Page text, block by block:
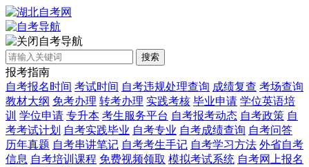
自考导航
搜索
报考指南
自考报名时间 考试时间 自考违规处理查询 成绩复查 考场查询
教材大纲 免考办理 转考办理 实践考核 毕业申请 学位英语培
训 学位申请 专升本 考生服务平台 自考报考动态 自考政策 自
考考试计划 自考实践毕业 自考专业 自考成绩查询 自考问答
历年真题 自考串讲笔记 自考考生手记 自考学习方法 外省自考
信息 自考培训课程 免费视频领取 模拟考试系统 自考网上报名